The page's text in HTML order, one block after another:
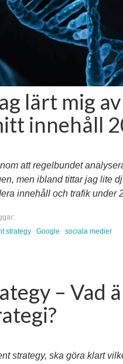
lärt mig
innehåll
att regelbundet
men ibland tittar jag lite
innehåll och trafik under
strategy Google sociala medier
– Vad
strategy, ska göra klart